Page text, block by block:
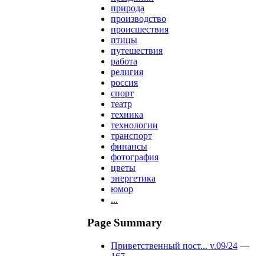
природа
производство
происшествия
птицы
путешествия
работа
религия
россия
спорт
театр
техника
технологии
транспорт
финансы
фотография
цветы
энергетика
юмор
...
Page Summary
Приветственный пост... v.09/24 —